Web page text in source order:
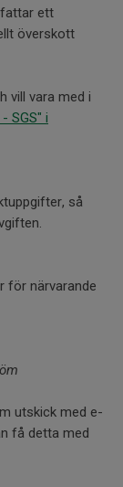
ett
överskott
vill vara med i
SGS" i
så
för närvarande
utskick med e-
få detta med